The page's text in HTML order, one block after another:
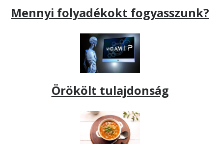
Mennyi folyadékokt fogyasszunk?
Örökölt tulajdonság